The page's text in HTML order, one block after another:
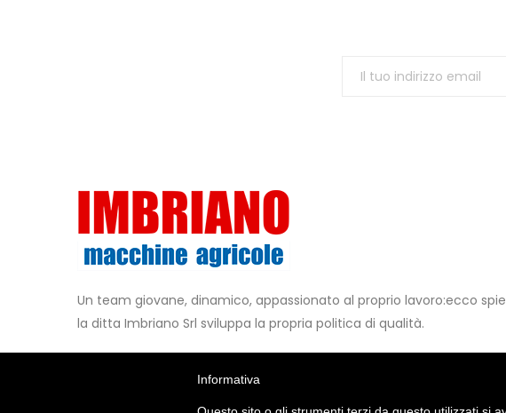
Un team giovane, dinamico, appassionato al proprio lavoro:ecco
la ditta Imbriano Srl sviluppa la propria politica di qualità.
+39 0825.449147
Informativa